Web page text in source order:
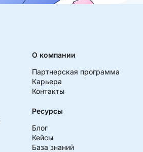
О компании
Партнерская программа
Карьера
Контакты
Ресурсы
Блог
Кейсы
База знаний